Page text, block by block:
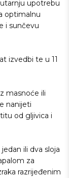
upotrebu
optimalnu
i sunčevu
izvedbi te u 11
masnoće ili
nanijeti
od gljivica i
ili dva sloja
za
razrijeđenim